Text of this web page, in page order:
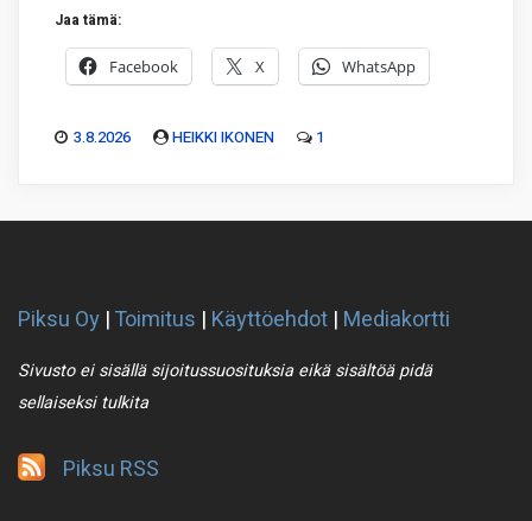
Jaa tämä:
Facebook X WhatsApp
3.8.2026 HEIKKI IKONEN 1
Piksu Oy |Toimitus | Käyttöehdot | Mediakortti
Sivusto ei sisällä sijoitussuosituksia eikä sisältöä pidä
sellaiseksi tulkita
Piksu RSS